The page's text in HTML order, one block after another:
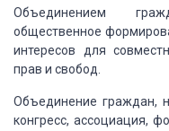
Объединением
общественное
интересов для
прав и свобод.
Объединение граждан,
конгресс, ассоциация,